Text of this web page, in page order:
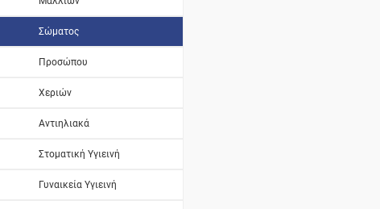
Σώματος
Προσώπου
Χεριών
Αντιηλιακά
Στοματική Υγιεινή
Γυναικεία Υγιεινή